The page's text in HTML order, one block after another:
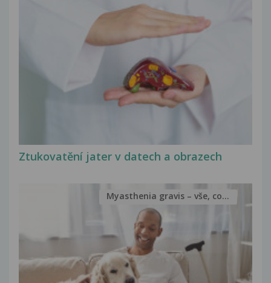
Ztukovatění jater v datech a obrazech
Myasthenia gravis – vše, co...